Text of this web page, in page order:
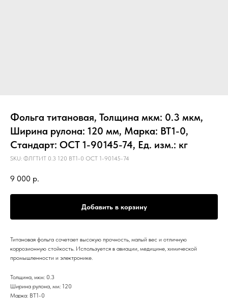
Фольга титановая, Толщина мкм: 0.3 мкм,
Ширина рулона: 120 мм, Марка: ВТ1-0,
Стандарт: ОСТ 1-90145-74, Ед. изм.: кг
SKU: ФЛГТИТ 0.3 120 ВТ1-0 ОСТ 1-90145-74
9 000 р.
Добавить в корзину
Титановая фольга сочетает высокую прочность, малый вес и отличную
коррозионную стойкость. Используется в авиации, медицине, химической
промышленности и электронике.
Толщина, мкм: 0.3
Ширина рулона, мм: 120
Марка: ВТ1-0